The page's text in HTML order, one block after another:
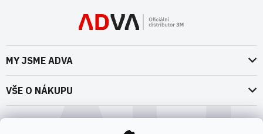
MY JSME ADVA
O nás
Naše dokumenty
VŠE O NÁKUPU
Doprava a platba